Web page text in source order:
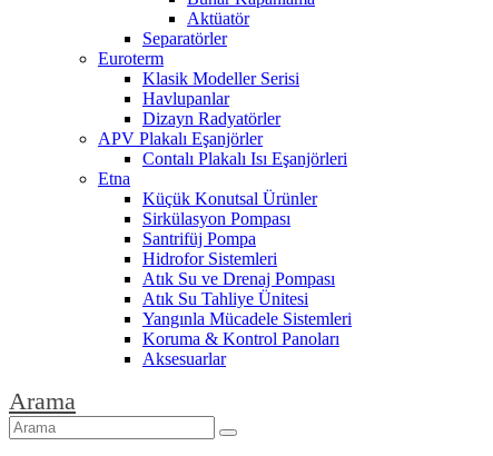
Aktüatör
Separatörler
Euroterm
Klasik Modeller Serisi
Havlupanlar
Dizayn Radyatörler
APV Plakalı Eşanjörler
Contalı Plakalı Isı Eşanjörleri
Etna
Küçük Konutsal Ürünler
Sirkülasyon Pompası
Santrifüj Pompa
Hidrofor Sistemleri
Atık Su ve Drenaj Pompası
Atık Su Tahliye Ünitesi
Yangınla Mücadele Sistemleri
Koruma & Kontrol Panoları
Aksesuarlar
Arama